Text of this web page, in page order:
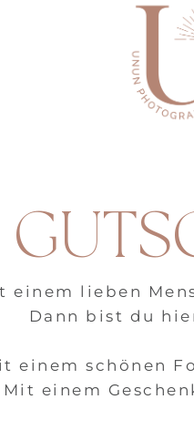
einem lieben
Dann bist du
einem schönen
Mit einem